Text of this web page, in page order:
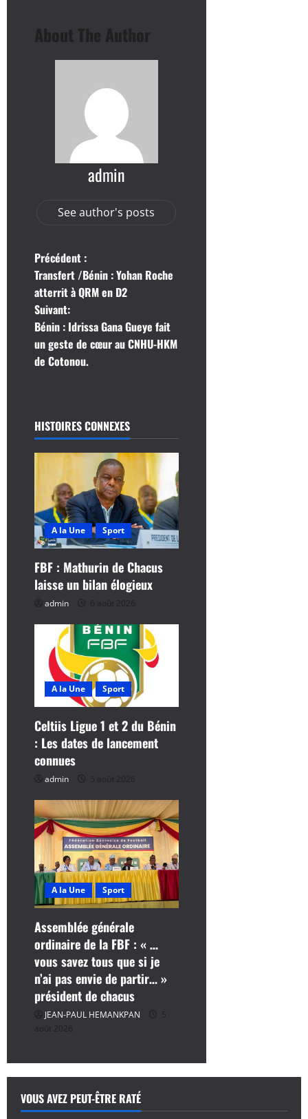
About The Author
admin
See author's posts
N
a
v
i
t
n
d
’
a
c
l
e
Précédent :
Transfert /Bénin : Yohan Roche
atterrit à QRM en D2
Suivant:
Bénin : Idrissa Gana Gueye fait
un geste de cœur au CNHU-HKM
de Cotonou.
HISTOIRES CONNEXES
A la Une Sport
FBF : Mathurin de Chacus
laisse un bilan élogieux
admin 6 août 2026
A la Une Sport
Celtiis Ligue 1 et 2 du Bénin
: Les dates de lancement
connues
admin 5 août 2026
A la Une Sport
Assemblée générale
ordinaire de la FBF : « …
vous savez tous que si je
n’ai pas envie de partir… »
président de chacus
JEAN-PAUL HEMANKPAN
5
août 2026
VOUS AVEZ PEUT-ÊTRE RATÉ